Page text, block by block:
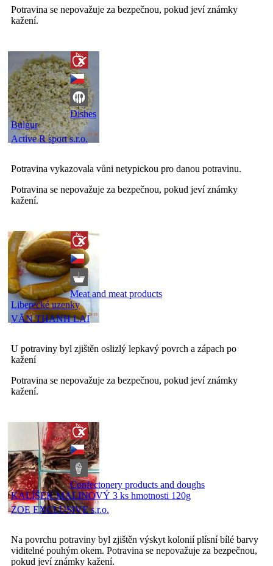
Potravina se nepovažuje za bezpečnou, pokud jeví známky
kažení.
Dishes
Bulgur
Active R sport s.r.o.
Potravina vykazovala vůni netypickou pro danou potravinu.
Potravina se nepovažuje za bezpečnou, pokud jeví známky
kažení.
Meat and meat products
Liberecké uzenky
VĂN THANH LAI
U potraviny byl zjištěn oslizlý lepkavý povrch a zápach po
kažení
Potravina se nepovažuje za bezpečnou, pokud jeví známky
kažení.
Confectonery products and doughs
KALÍŠEK MALINOVÝ 3 ks hmotnosti 120g
ZOE EXCLUSIVE s.r.o.
Na povrchu potraviny byl zjištěn výskyt kolonií plísní bílé barvy
viditelné pouhým okem. Potravina se nepovažuje za bezpečnou,
pokud jeví známky kažení.